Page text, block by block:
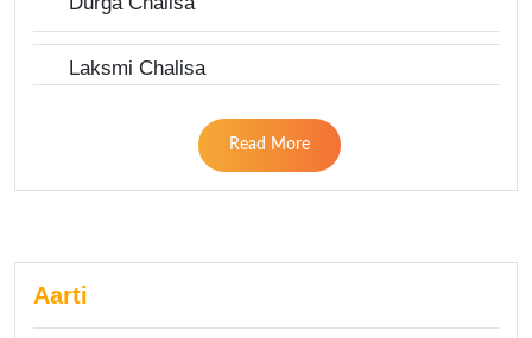
Laksmi Chalisa
Read More
Aarti